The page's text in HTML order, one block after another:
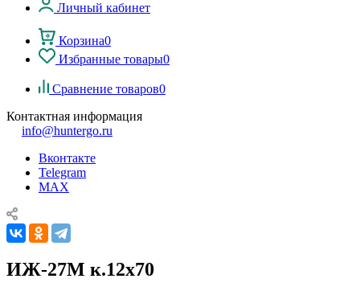
Личный кабинет
Корзина0
Избранные товары0
Сравнение товаров0
Контактная информация
info@huntergo.ru
Вконтакте
Telegram
MAX
ИЖ-27М к.12х70